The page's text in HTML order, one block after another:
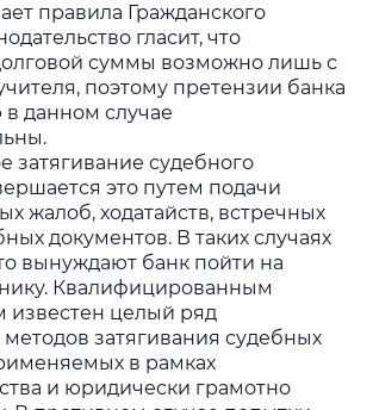
правила Гражданского
гласит, что
суммы возможно лишь с
поэтому претензии банка
данном случае
затягивание судебного
это путем подачи
жалоб, ходатайств, встречных
документов. В таких случаях
вынуждают банк пойти на
Квалифицированным
известен целый ряд
затягивания судебных
в рамках
и юридически грамотно